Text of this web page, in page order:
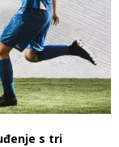
s tri